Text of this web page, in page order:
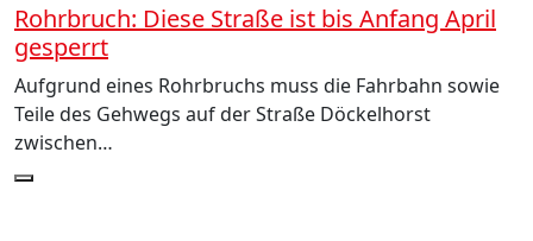
Rohrbruch: Diese Straße ist bis Anfang April
gesperrt
Aufgrund eines Rohrbruchs muss die Fahrbahn sowie
Teile des Gehwegs auf der Straße Döckelhorst
zwischen…